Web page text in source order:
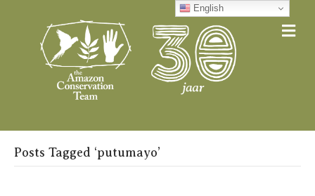
Posts Tagged ‘putumayo’
English